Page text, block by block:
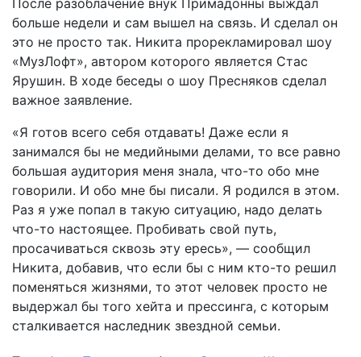
После разоблачение внук Примадонны выждал
больше недели и сам вышел на связь. И сделал он
это не просто так. Никита прорекламировал шоу
«МузЛофт», автором которого является Стас
Ярушин. В ходе беседы о шоу Пресняков сделал
важное заявление.
«Я готов всего себя отдавать! Даже если я
занимался бы не медийными делами, то все равно
большая аудитория меня знала, что-то обо мне
говорили. И обо мне бы писали. Я родился в этом.
Раз я уже попал в такую ситуацию, надо делать
что-то настоящее. Пробивать свой путь,
просачиваться сквозь эту ересь», — сообщил
Никита, добавив, что если бы с ним кто-то решил
поменяться жизнями, то этот человек просто не
выдержал бы того хейта и прессинга, с которым
сталкивается наследник звездной семьи.